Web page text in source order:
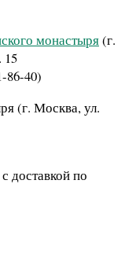
монастыря(г.
15
86-40)
(г. Москва, ул.
с доставкой по